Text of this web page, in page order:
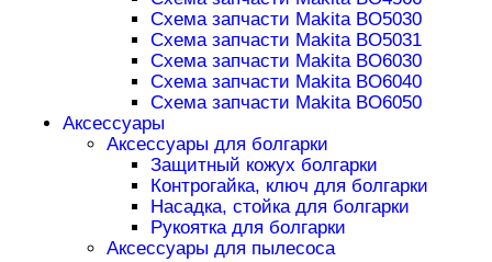
Схема запчасти Makita BO5030
Схема запчасти Makita BO5031
Схема запчасти Makita BO6030
Схема запчасти Makita BO6040
Схема запчасти Makita BO6050
Аксессуары
Аксессуары для болгарки
Защитный кожух болгарки
Контрогайка, ключ для болгарки
Насадка, стойка для болгарки
Рукоятка для болгарки
Аксессуары для пылесоса